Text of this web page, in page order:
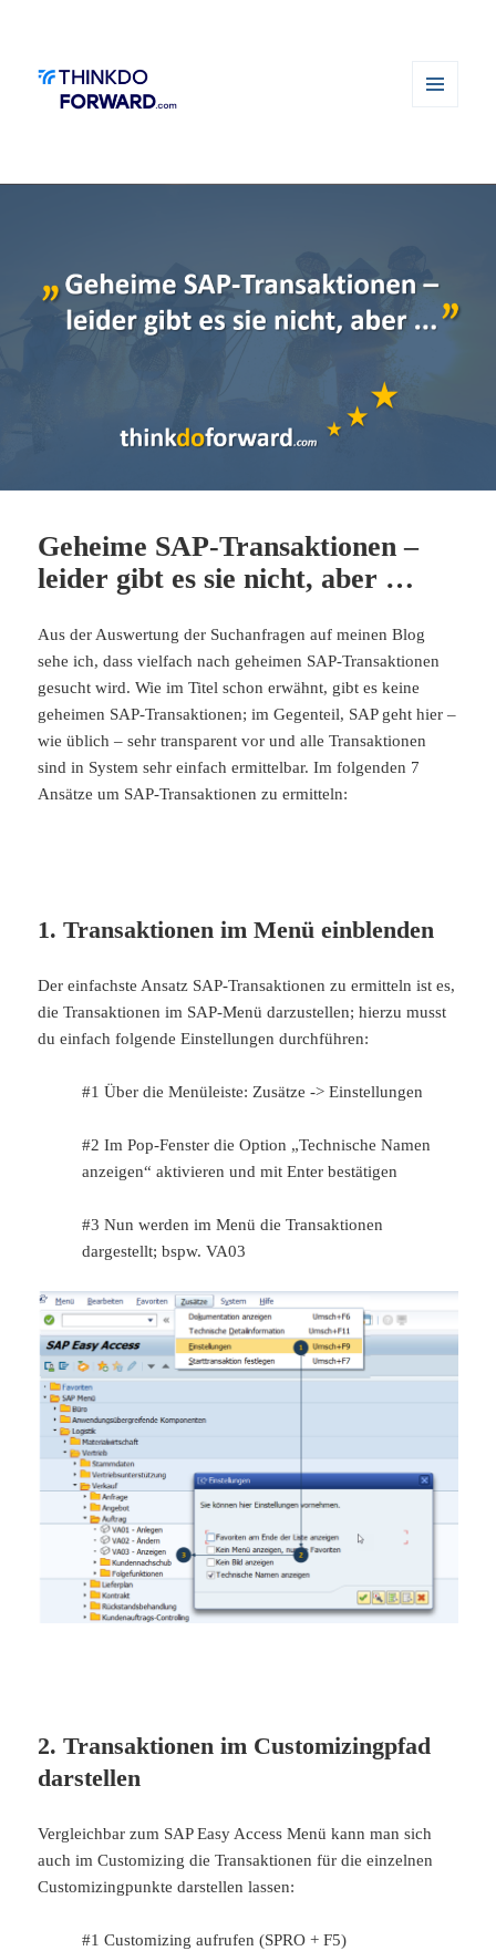
Geheime SAP-Transaktionen –
leider gibt es sie nicht, aber …
Aus der Auswertung der Suchanfragen auf meinen Blog
sehe ich, dass vielfach nach geheimen SAP-Transaktionen
gesucht wird. Wie im Titel schon erwähnt, gibt es keine
geheimen SAP-Transaktionen; im Gegenteil, SAP geht hier –
wie üblich – sehr transparent vor und alle Transaktionen
sind in System sehr einfach ermittelbar. Im folgenden 7
Ansätze um SAP-Transaktionen zu ermitteln:
1. Transaktionen im Menü einblenden
Der einfachste Ansatz SAP-Transaktionen zu ermitteln ist es,
die Transaktionen im SAP-Menü darzustellen; hierzu musst
du einfach folgende Einstellungen durchführen:
#1 Über die Menüleiste: Zusätze -> Einstellungen
#2 Im Pop-Fenster die Option „Technische Namen
anzeigen“ aktivieren und mit Enter bestätigen
#3 Nun werden im Menü die Transaktionen
dargestellt; bspw. VA03
2. Transaktionen im Customizingpfad
darstellen
Vergleichbar zum SAP Easy Access Menü kann man sich
auch im Customizing die Transaktionen für die einzelnen
Customizingpunkte darstellen lassen:
#1 Customizing aufrufen (SPRO + F5)